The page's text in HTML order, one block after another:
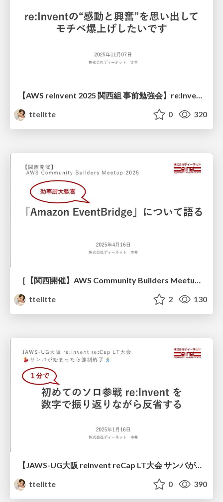
ttelltte
0 320
［【関西開催】AWS Community Builders Meetup 2025］効率厨大歓喜「EventBridge」について語る
ttelltte
2 130
【JAWS-UG大阪 reInvent reCap LT大会 サンバが始まったら強制終了】“1分”で初めてのソロ参戦reInventを数字で振り返りながら反省する
ttelltte
0 390